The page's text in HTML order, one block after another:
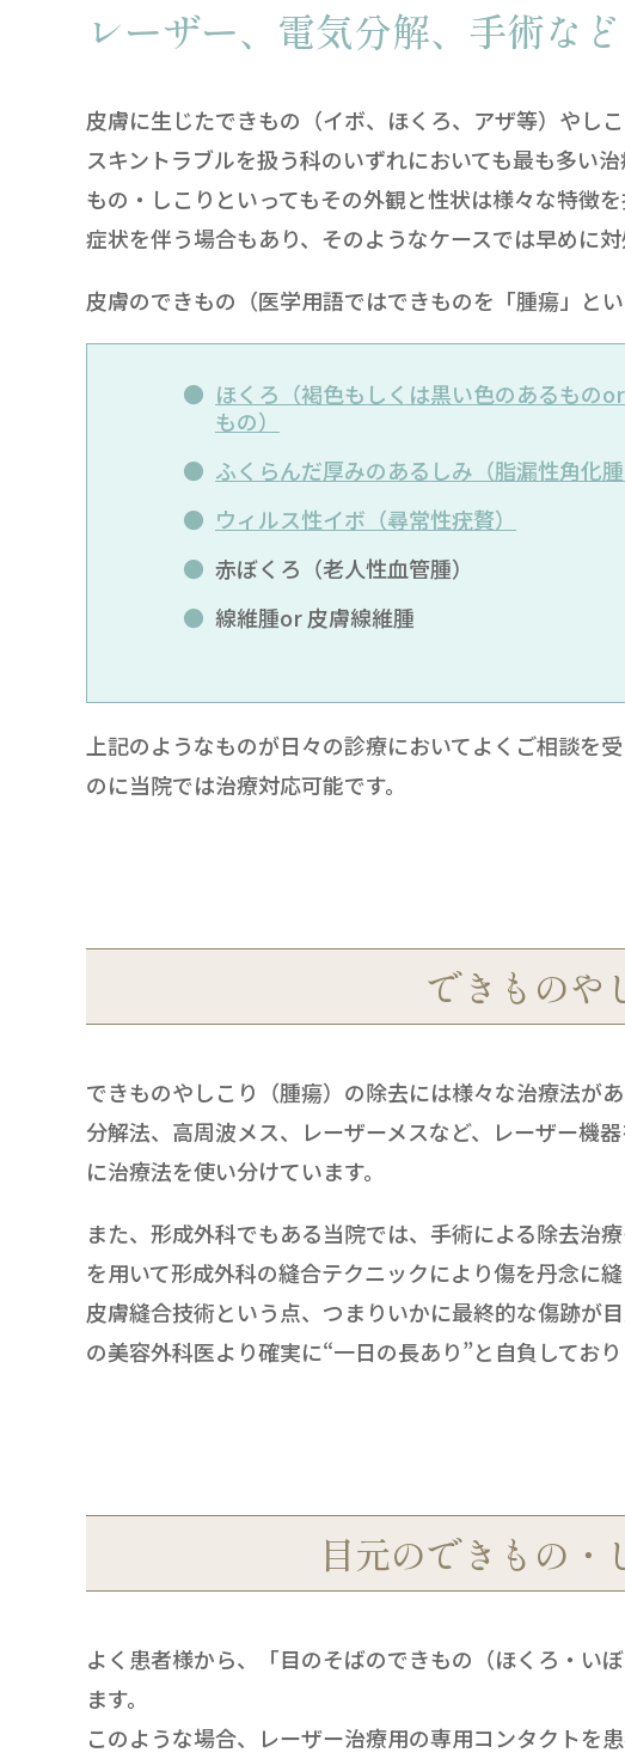
レーザー、電気分解、手術な
皮膚に生じたできもの（イボ、ほくろ、アザ等）やし
スキントラブルを扱う科のいずれにおいても最も多い
もの・しこりといってもその外観と性状は様々な特徴
症状を伴う場合もあり、そのようなケースでは早めに
皮膚のできもの（医学用語ではできものを「腫瘍」と
ほくろ（褐色もしくは黒い色のあるもの
もの）
ふくらんだ厚みのあるしみ（脂漏性角化腫
ウィルス性イボ（尋常性疣贅）
赤ぼくろ（老人性血管腫）
線維腫or 皮膚線維腫
上記のようなものが日々の診療においてよくご相談を
のに当院では治療対応可能です。
できものや
できものやしこり（腫瘍）の除去には様々な治療法が
分解法、高周波メス、レーザーメスなど、レーザー機
に治療法を使い分けています。
また、形成外科でもある当院では、手術による除去治
を用いて形成外科の縫合テクニックにより傷を丹念に
皮膚縫合技術という点、つまりいかに最終的な傷跡が
の美容外科医より確実に“一日の長あり”と自負しており
目元のできもの・
よく患者様から、「目のそばのできもの（ほくろ・い
ます。
このような場合、レーザー治療用の専用コンタクトを